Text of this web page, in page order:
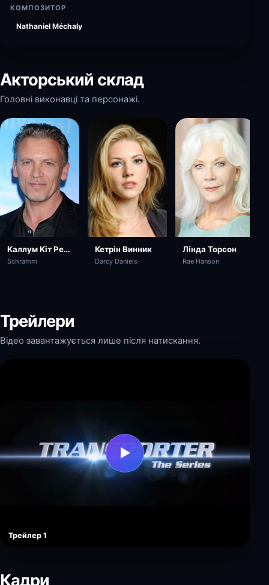
КОМПОЗИТОР
Nathaniel Méchaly
Акторський склад
Головні виконавці та персонажі.
Каллум Кіт Ренні
Schramm
Кетрін Винник
Darcy Daniels
Лінда Торсон
Rae Hanson
Трейлери
Відео завантажується лише після натискання.
▶
Трейлер 1
Кадри